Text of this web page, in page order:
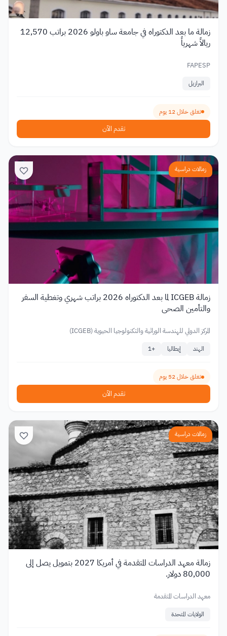
زمالة ما بعد الدكتوراه في جامعة ساو باولو 2026 براتب 12,570
ريالاً شهرياً
FAPESP
البرازيل
تغلق خلال 12 يوم
تقدم الآن
زمالات دراسية
زمالة ICGEB لما بعد الدكتوراه 2026 براتب شهري وتغطية السفر
والتأمين الصحي
المركز الدولي للهندسة الوراثية والتكنولوجيا الحيوية (ICGEB)
الهند إيطاليا +
1
تغلق خلال 52 يوم
تقدم الآن
زمالات دراسية
زمالة معهد الدراسات المتقدمة في أمريكا 2027 بتمويل يصل إلى
80,000 دولار.
معهد الدراسات المتقدمة
الولايات المتحدة